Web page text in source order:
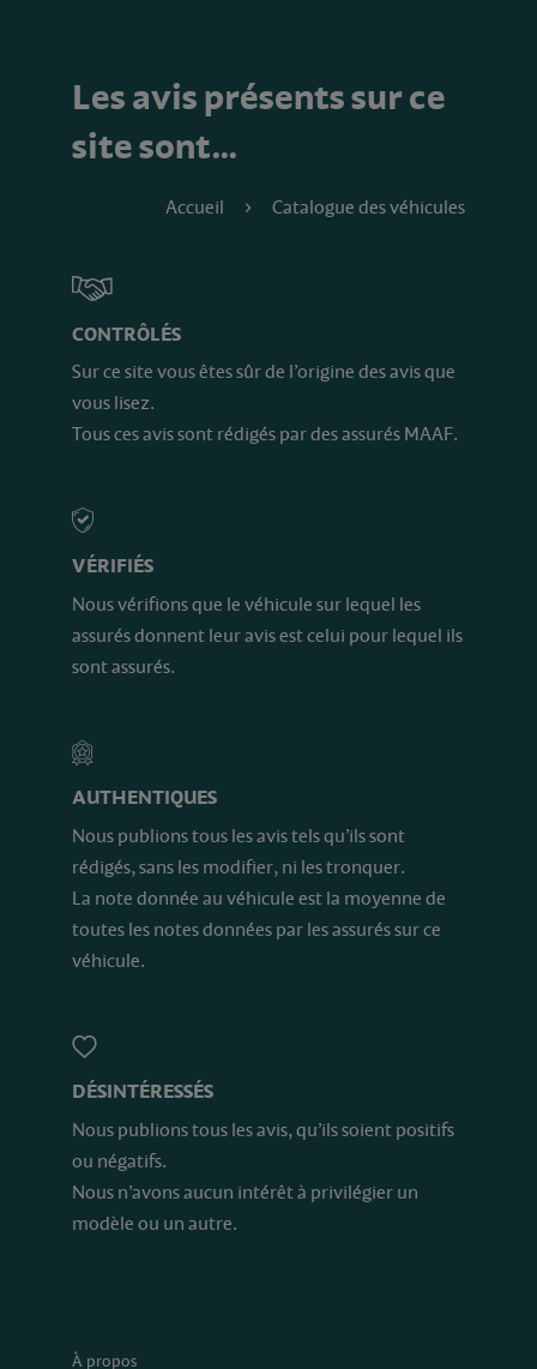
Les avis présents sur ce
site sont…
Accueil Catalogue des véhicules
CONTRÔLÉS
Sur ce site vous êtes sûr de l’origine des avis que
vous lisez.
Tous ces avis sont rédigés par des assurés MAAF.
VÉRIFIÉS
Nous vérifions que le véhicule sur lequel les
assurés donnent leur avis est celui pour lequel ils
sont assurés.
AUTHENTIQUES
Nous publions tous les avis tels qu’ils sont
rédigés, sans les modifier, ni les tronquer.
La note donnée au véhicule est la moyenne de
toutes les notes données par les assurés sur ce
véhicule.
DÉSINTÉRESSÉS
Nous publions tous les avis, qu’ils soient positifs
ou négatifs.
Nous n’avons aucun intérêt à privilégier un
modèle ou un autre.
À propos